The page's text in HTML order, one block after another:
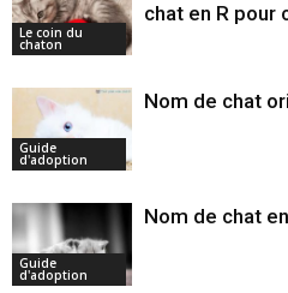
Le coin du
chaton
chat en R pour
Guide
d'adoption
Nom de chat
Guide
d'adoption
Nom de chat